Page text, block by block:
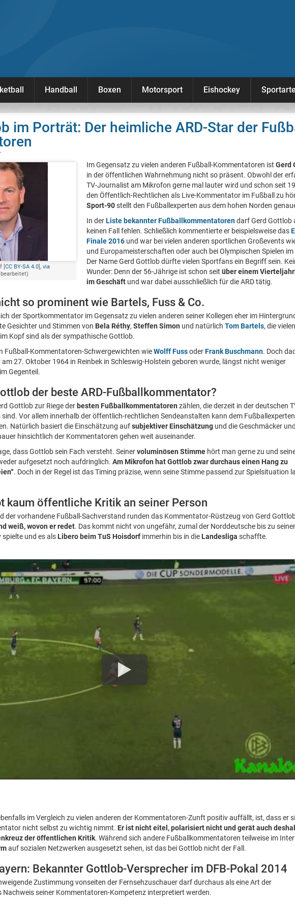
Handball Boxen Motorsport Eishockey
im Porträt: Der heimliche ARD-Star der
[CC BY-SA 4.0], via
Im Gegensatz zu vielen anderen Fußball-Kommentatoren ist Gerd
in der öffentlichen Wahrnehmung nicht so präsent. Obwohl der
TV-Journalist am Mikrofon gerne mal lauter wird und schon seit
den Öffentlich-Rechtlichen als Live-Kommentator im Fußball zu
Sport-90stellt den Fußballexperten aus dem hohen Norden
In derListe bekannter Fußballkommentatorendarf Gerd Gottlob
keinen Fall fehlen. Schließlich kommentierte er beispielsweise das
Finale 2016 und war bei vielen anderen sportlichen Großevents
und Europameisterschaften oder auch bei Olympischen Spielen im
Der Name Gerd Gottlob dürfte vielen Sportfans ein Begriff sein.
Wunder: Denn der 56-Jährige ist schon seit über einem
im Geschäft und war dabei ausschließlich für die ARD tätig.
so prominent wie Bartels, Fuss & Co.
der Sportkommentator im Gegensatz zu vielen anderen seiner Kollegen eher im
Gesichter und Stimmen von Bela Réthy, Steffen Simon und natürlich Tom Bartels, die
Kopf sind als der sympathische Gottlob.
Fußball-Kommentatoren-Schwergewichten wieWolff FussoderFrank Buschmann. Doch
27. Oktober 1964 in Reinbek in Schleswig-Holstein geboren wurde, längst nicht weniger
Gegenteil.
der beste ARD-Fußballkommentator?
Gottlob zur Riege der besten Fußballkommentatoren zählen, die derzeit in der deutschen
Vor allem innerhalb der öffentlich-rechtlichen Sendeanstalten kann dem
Natürlich basiert die Einschätzung aufsubjektiver Einschätzung und die Geschmäcker und
hinsichtlich der Kommentatoren gehen weit auseinander.
dass Gottlob sein Fach versteht. Seinervoluminösen Stimme hört man gerne zu und
aufgesetzt noch aufdringlich. Am Mikrofon hat Gottlob zwar durchaus einen Hang zu
. Doch in der Regel ist das Timing präzise, wenn seine Stimme passend zur Spielsituation
kaum öffentliche Kritik an seiner Person
der vorhandene Fußball-Sachverstand runden das Kommentator-Rüstzeug von Gerd
weiß, wovon er redet. Das kommt nicht von ungefähr, zumal der Norddeutsche bis zu
und es als Libero beim TuS Hoisdorf immerhin bis in die Landesliga schaffte.
im Vergleich zu vielen anderen der Kommentatoren-Zunft positiv auffällt, ist, dass er
nicht selbst zu wichtig nimmt. Er ist nicht eitel, polarisiert nicht und gerät auch
der öffentlichen Kritik. Während sich andere Fußballkommentatoren teilweise im
auf sozialen Netzwerken ausgesetzt sehen, ist das bei Gottlob nicht der Fall.
Bekannter Gottlob-Versprecher im DFB-Pokal 2014
Zustimmung vonseiten der Fernsehzuschauer darf durchaus als eine Art der
Nachweis seiner Kommentatoren-Kompetenz interpretiert werden.